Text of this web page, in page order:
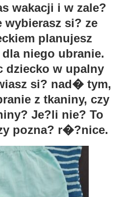
wakacji i w zale?
wybierasz si? ze
planujesz
niego ubranie.
dziecko w upalny
si? nad� tym,
z tkaniny, czy
Je?li nie? To
pozna? r�?nice.